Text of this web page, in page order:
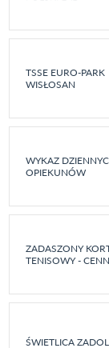
TSSE EURO-PARK
WISŁOSAN
WYKAZ
OPIEKUNÓW
ZADASZONY
TENISOWY -
ŚWIETLICA